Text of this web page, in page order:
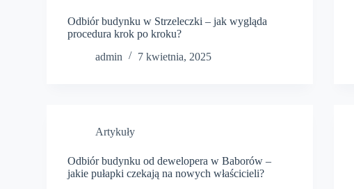
Odbiór budynku w Strzeleczki – jak wygląda
procedura krok po kroku?
admin
7 kwietnia, 2025
Artykuły
Odbiór budynku od dewelopera w Baborów –
jakie pułapki czekają na nowych właścicieli?